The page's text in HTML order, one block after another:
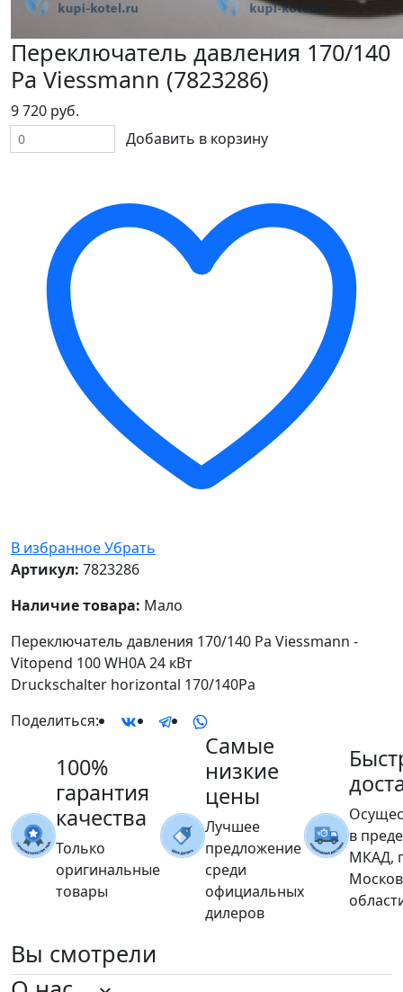
Переключатель давления 170/140
Pa Viessmann (7823286)
9 720 руб.
Добавить в корзину
В избранноеУбрать
Артикул: 7823286
Наличие товара: Мало
Переключатель давления 170/140 Pa Viessmann -
Vitopend 100 WH0A 24 кВт
Druckschalter horizontal 170/140Pa
Поделиться:
100%
гарантия
качества
Только
оригинальные
товары
Самые
низкие
цены
Лучшее
предложение
среди
официальных
дилеров
в
МКАД,
Вы смотрели